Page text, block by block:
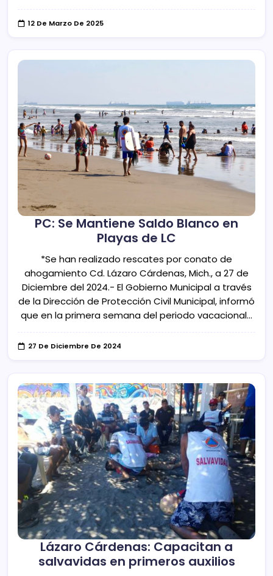
12 De Marzo De 2025
PC: Se Mantiene Saldo Blanco en
Playas de LC
*Se han realizado rescates por conato de
ahogamiento Cd. Lázaro Cárdenas, Mich., a 27 de
Diciembre del 2024.- El Gobierno Municipal a través
de la Dirección de Protección Civil Municipal, informó
que en la primera semana del periodo vacacional…
27 De Diciembre De 2024
Lázaro Cárdenas: Capacitan a
salvavidas en primeros auxilios